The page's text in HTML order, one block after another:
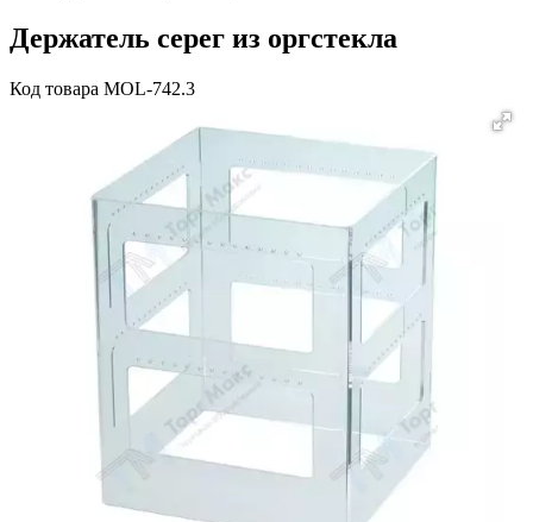
Держатель серег из оргстекла
Код товара MOL-742.3